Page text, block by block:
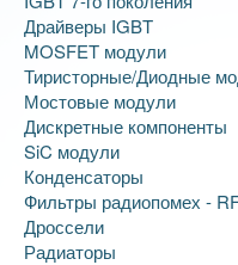
Драйверы IGBT
MOSFET модули
Тиристорные/Диодные
Мостовые модули
Дискретные компоненты
SiC модули
Конденсаторы
Фильтры радиопомех -
Дроссели
Радиаторы